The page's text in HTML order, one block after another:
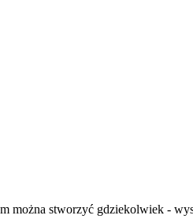
można stworzyć gdziekolwiek -